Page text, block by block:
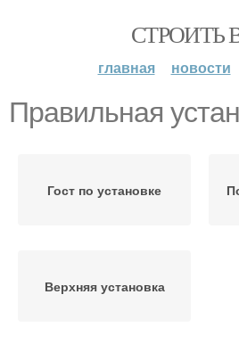
СТРОИТЬ
главная новости
Правильная
Гост по установке
Верхняя установка